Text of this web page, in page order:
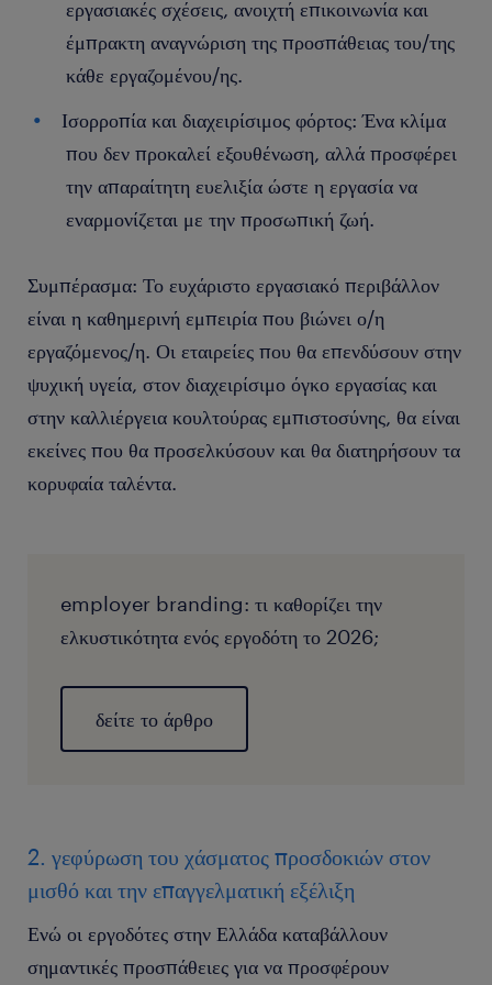
εργασιακές σχέσεις, ανοιχτή επικοινωνία και
έμπρακτη αναγνώριση της προσπάθειας του/της
κάθε εργαζομένου/ης.
Ισορροπία και διαχειρίσιμος φόρτος: Ένα κλίμα
που δεν προκαλεί εξουθένωση, αλλά προσφέρει
την απαραίτητη ευελιξία ώστε η εργασία να
εναρμονίζεται με την προσωπική ζωή.
Συμπέρασμα: Το ευχάριστο εργασιακό περιβάλλον
είναι η καθημερινή εμπειρία που βιώνει ο/η
εργαζόμενος/η. Οι εταιρείες που θα επενδύσουν στην
ψυχική υγεία, στον διαχειρίσιμο όγκο εργασίας και
στην καλλιέργεια κουλτούρας εμπιστοσύνης, θα είναι
εκείνες που θα προσελκύσουν και θα διατηρήσουν τα
κορυφαία ταλέντα.
employer branding: τι καθορίζει την
ελκυστικότητα ενός εργοδότη το 2026;
δείτε το άρθρο
2. γεφύρωση του χάσματος προσδοκιών στον
μισθό και την επαγγελματική εξέλιξη
Ενώ οι εργοδότες στην Ελλάδα καταβάλλουν
σημαντικές προσπάθειες για να προσφέρουν